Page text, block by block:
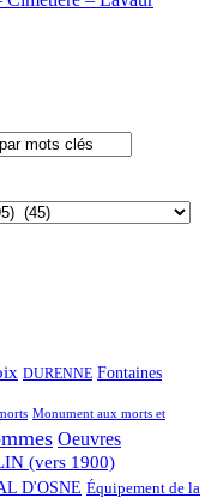
DURENNE Fontaines
Monument aux morts et
Oeuvres
(vers 1900)
D'OSNE Équipement de la